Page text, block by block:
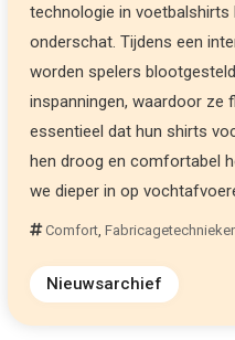
technologie in voetbalshirts
onderschat. Tijdens een
worden spelers
inspanningen, waardoor ze
essentieel dat hun shirts
hen droog en comfortabel
we dieper in op
Comfort,
Nieuwsarchief